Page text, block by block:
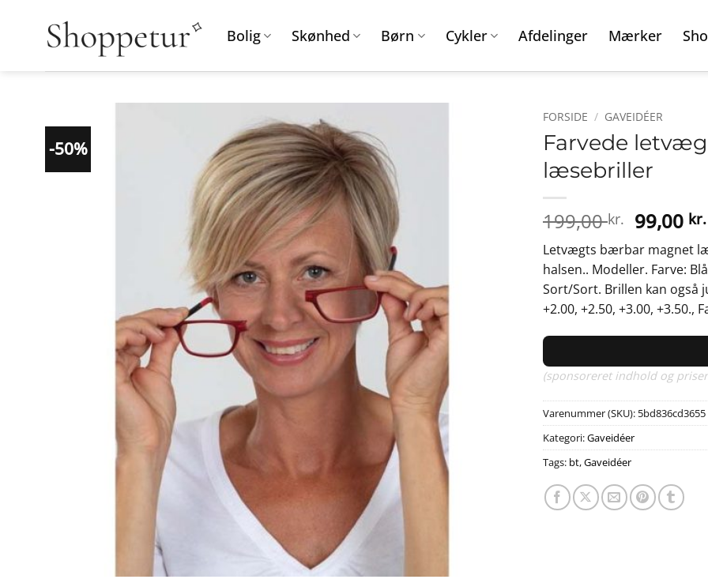
Bolig Skønhed Børn Cykler Afdelinger Mærker
-50%
FORSIDE / GAVEIDÉER
Farvede
læsebriller
199,00kr. Den
pris
var:
199,00
99,00 kr.
Letvægts bærbar magnet
halsen.. Modeller. Farve:
Sort/Sort. Brillen kan også
+2.00, +2.50, +3.00,
(sponsoreret indhold og
Varenummer (SKU): 5bd836cd3655
Kategori:Gaveidéer
Tags: bt,Gaveidéer